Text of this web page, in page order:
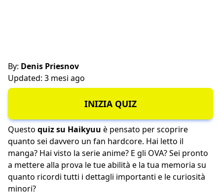
By: Denis Priesnov
Updated: 3 mesi ago
INIZIA QUIZ
Questo quiz su Haikyuu è pensato per scoprire
quanto sei davvero un fan hardcore. Hai letto il
manga? Hai visto la serie anime? E gli OVA? Sei pronto
a mettere alla prova le tue abilità e la tua memoria su
quanto ricordi tutti i dettagli importanti e le curiosità
minori?